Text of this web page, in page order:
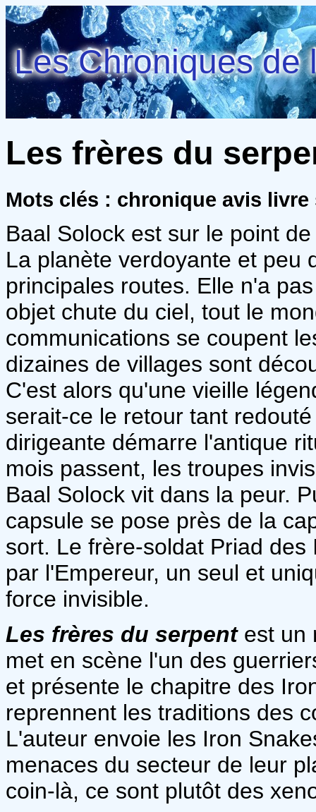
Les Chroniques de
Les frères du
Mots clés : chronique avis livre
Baal Solock est sur le point
La planète verdoyante et peu
principales routes. Elle n'a
objet chute du ciel, tout le
communications se coupent
dizaines de villages sont
C'est alors qu'une vieille
serait-ce le retour tant
dirigeante démarre l'antique
mois passent, les troupes
Baal Solock vit dans la peur.
capsule se pose près de la
sort. Le frère-soldat Priad
par l'Empereur, un seul et
force invisible.
Les frères du serpentest un
met en scène l'un des
et présente le chapitre des
reprennent les traditions des
L'auteur envoie les Iron
menaces du secteur de leur
coin-là, ce sont plutôt des